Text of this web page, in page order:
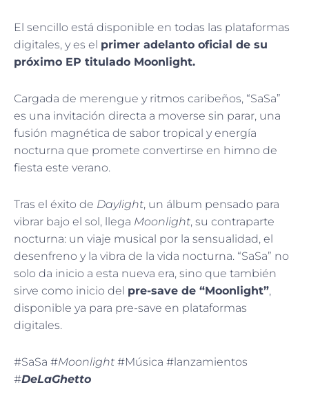
El sencillo está disponible en todas las plataformas
digitales, y es el primer adelanto oficial de su
próximo EP titulado Moonlight.
Cargada de merengue y ritmos caribeños, “SaSa”
es una invitación directa a moverse sin parar, una
fusión magnética de sabor tropical y energía
nocturna que promete convertirse en himno de
fiesta este verano.
Tras el éxito de Daylight, un álbum pensado para
vibrar bajo el sol, llega Moonlight, su contraparte
nocturna: un viaje musical por la sensualidad, el
desenfreno y la vibra de la vida nocturna. “SaSa” no
solo da inicio a esta nueva era, sino que también
sirve como inicio del pre-save de “Moonlight”,
disponible ya para pre-save en plataformas
digitales.
#SaSa #Moonlight #Música #lanzamientos
#DeLaGhetto